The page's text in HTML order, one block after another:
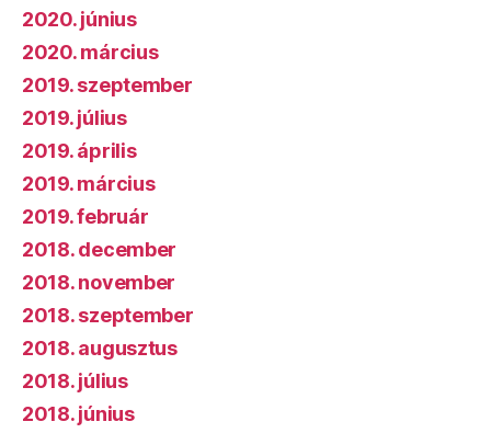
2020. június
2020. március
2019. szeptember
2019. július
2019. április
2019. március
2019. február
2018. december
2018. november
2018. szeptember
2018. augusztus
2018. július
2018. június